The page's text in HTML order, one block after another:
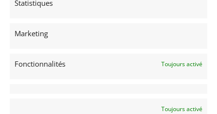
Statistiques
Marketing
Fonctionnalités Toujours activé
Toujours activé
AUTO
Voitures de collection